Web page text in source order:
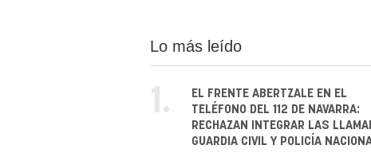
Lo más leído
1.
EL FRENTE ABERTZALE EN EL
TELÉFONO DEL 112 DE NAVARRA:
RECHAZAN INTEGRAR LAS
GUARDIA CIVIL Y POLICÍA